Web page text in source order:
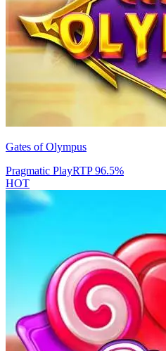
Gates of Olympus
Pragmatic PlayRTP96.5%
HOT